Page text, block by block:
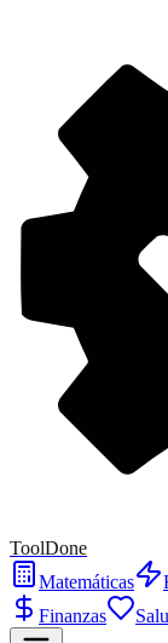
ToolDone
Matemáticas
Finanzas